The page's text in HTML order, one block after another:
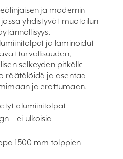
ja modernin
yhdistyvät muotoilun
ja laminoidut
turvallisuuden,
selkeyden pitkälle
räätälöidä ja asentaa –
ja erottumaan.
alumiinitolpat
– ei ulkoisia
1500 mm tolppien